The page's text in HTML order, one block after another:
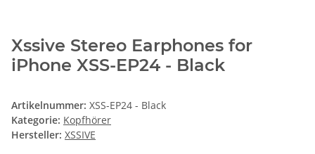
Xssive Stereo Earphones for
iPhone XSS-EP24 - Black
Artikelnummer: XSS-EP24 - Black
Kategorie: Kopfhörer
Hersteller: XSSIVE